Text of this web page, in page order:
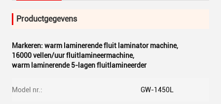
Productgegevens
Markeren: warm laminerende fluit laminator machine,
16000 vellen/uur fluitlamineermachine,
warm laminerende 5-lagen fluitlamineerder
Model nr.: GW-1450L